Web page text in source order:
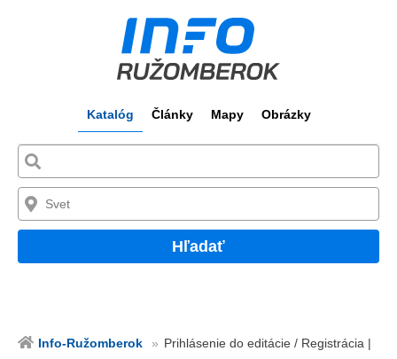
Katalóg Články Mapy Obrázky
Hľadať
Info-Ružomberok
Prihlásenie do editácie / Registrácia |